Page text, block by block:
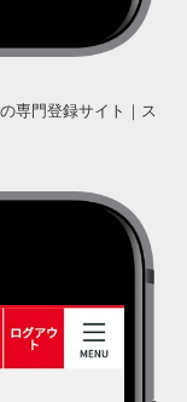
専門登録サイト｜ス